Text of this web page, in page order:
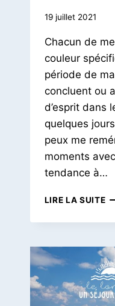
Par
Petit
Pois
19 juillet 2021
Chacun de
couleur
période de
concluent ou
d’esprit dans
quelques
peux me
moments
tendance à…
LIRE LA SUITE
|